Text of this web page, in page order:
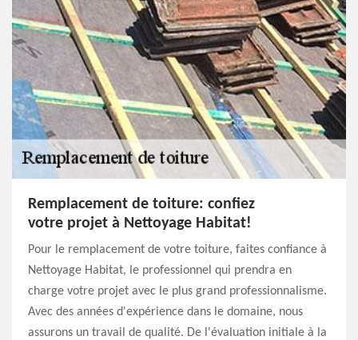
Remplacement de toiture: confiez
votre projet à Nettoyage Habitat!
Pour le remplacement de votre toiture, faites confiance à
Nettoyage Habitat, le professionnel qui prendra en
charge votre projet avec le plus grand professionnalisme.
Avec des années d'expérience dans le domaine, nous
assurons un travail de qualité. De l'évaluation initiale à la